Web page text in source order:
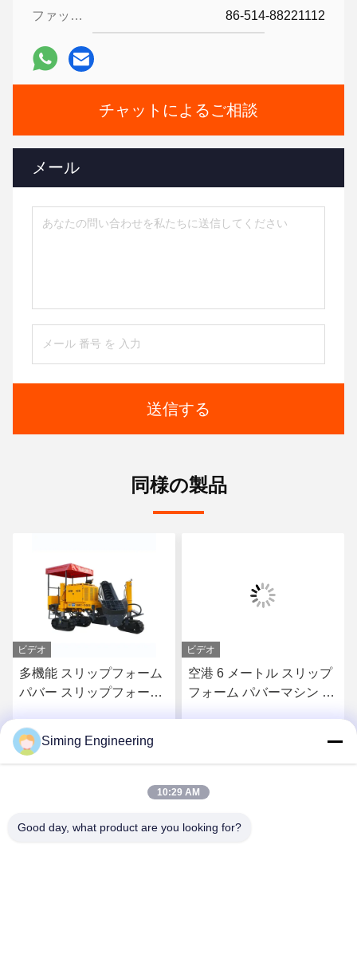
ファックス: 86-514-88221112
チャットによるご相談
メール
送信する
同様の製品
ビデオ
多機能 スリップフォーム
パバー スリップフォーム
お問い合わせ
ビデオ
空港 6 メートル スリップ
フォーム パバーマシン ス
Siming Engineering
10:29 AM
Good day, what product are you looking for?